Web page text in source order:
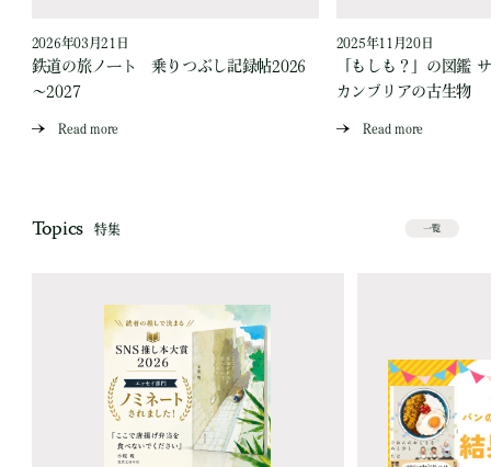
2026年03月21日
鉄道の旅ノート 乗りつぶし記録帖2026
～2027
Read more
2025年11月20日
「もしも？」の図鑑
カンブリアの古生物
Read more
Topics 特集 一覧